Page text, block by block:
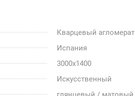
Кварцевый агломерат
Испания
3000x1400
Искусственный